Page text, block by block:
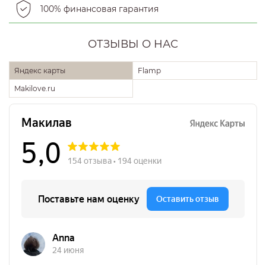
100% финансовая гарантия
ОТЗЫВЫ О НАС
Яндекс карты
Flamp
Makilove.ru